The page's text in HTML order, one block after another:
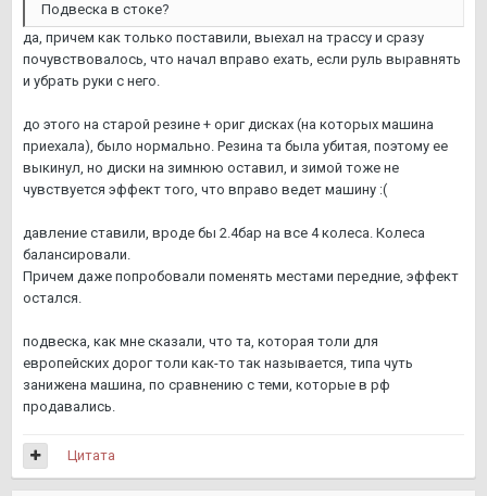
Подвеска в стоке?
да, причем как только поставили, выехал на трассу и сразу
почувствовалось, что начал вправо ехать, если руль выравнять
и убрать руки с него.
до этого на старой резине + ориг дисках (на которых машина
приехала), было нормально. Резина та была убитая, поэтому ее
выкинул, но диски на зимнюю оставил, и зимой тоже не
чувствуется эффект того, что вправо ведет машину :(
давление ставили, вроде бы 2.4бар на все 4 колеса. Колеса
балансировали.
Причем даже попробовали поменять местами передние, эффект
остался.
подвеска, как мне сказали, что та, которая толи для
европейских дорог толи как-то так называется, типа чуть
занижена машина, по сравнению с теми, которые в рф
продавались.
Цитата